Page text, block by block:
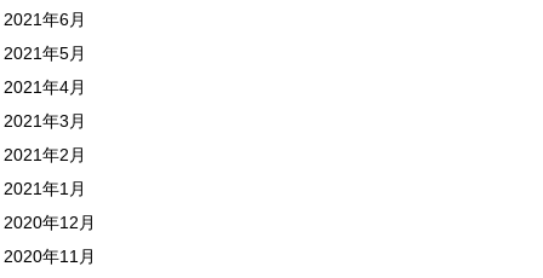
2021年6月
2021年5月
2021年4月
2021年3月
2021年2月
2021年1月
2020年12月
2020年11月